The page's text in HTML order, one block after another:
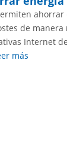
de
Internet
más